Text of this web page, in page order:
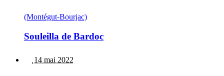
(Montégut-Bourjac)
Souleilla de Bardoc
14 mai 2022